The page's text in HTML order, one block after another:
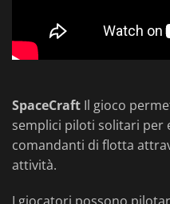
SpaceCraft Il gioco
semplici piloti solitari per
comandanti di flotta
attività.